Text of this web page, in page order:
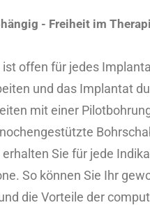
- Freiheit im
ist offen für jedes
und das Implantat
mit einer
erhalten Sie für jede
So können Sie Ihr
die Vorteile der